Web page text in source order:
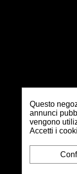
Questo
annunci
vengono
Accetti i